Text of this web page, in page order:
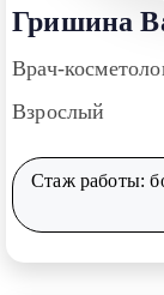
Гришина
Врач-
Взрослый
Стаж работы: